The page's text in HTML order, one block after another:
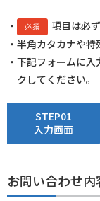
・ 必須
項目は必
・半角カタカナや特
・下記フォームに
クしてください。
STEP01
入力画面
お問い合わせ内